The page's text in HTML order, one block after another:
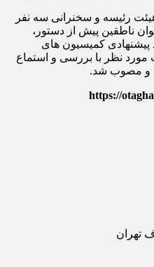
رئیسه و سخنرانی سه نفر
ناطقین پیش از دستور،
پیشنهادی کمیسیون های
نظر با بررسی و استماع
و مصوب شد.
https://
تهران